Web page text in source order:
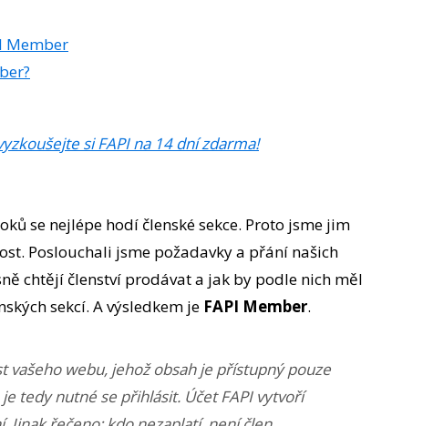
Member
si FAPI na 14 dní zdarma!
se nejlépe hodí členské sekce. Proto jsme jim
Poslouchali jsme požadavky a přání našich
chtějí členství prodávat a jak by podle nich měl
sekcí. A výsledkem je FAPI Member.
vašeho webu, jehož obsah je přístupný pouze
tedy nutné se přihlásit. Účet FAPI vytvoří